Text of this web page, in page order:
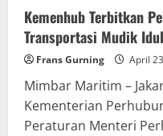
No
25
tahun
2020,
Mudik
Tetap
Dilarang
Kemenhub Terbitkan
Transportasi Mudik
Frans Gurning April
Mimbar Maritim –
Kementerian
Peraturan Menteri